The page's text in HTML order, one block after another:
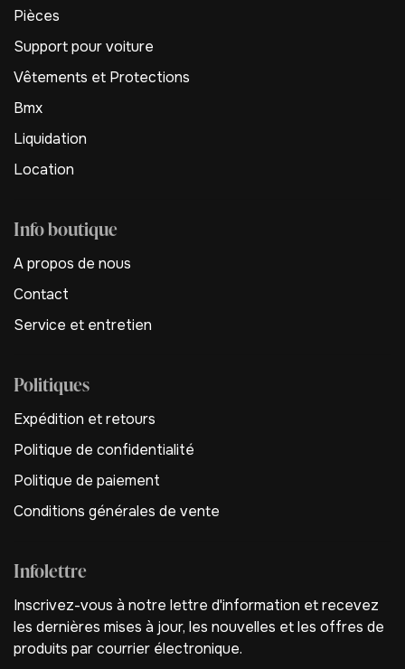
Pièces
Support pour voiture
Vêtements et Protections
Bmx
Liquidation
Location
Info boutique
A propos de nous
Contact
Service et entretien
Politiques
Expédition et retours
Politique de confidentialité
Politique de paiement
Conditions générales de vente
Infolettre
Inscrivez-vous à notre lettre d'information et recevez
les dernières mises à jour, les nouvelles et les offres de
produits par courrier électronique.